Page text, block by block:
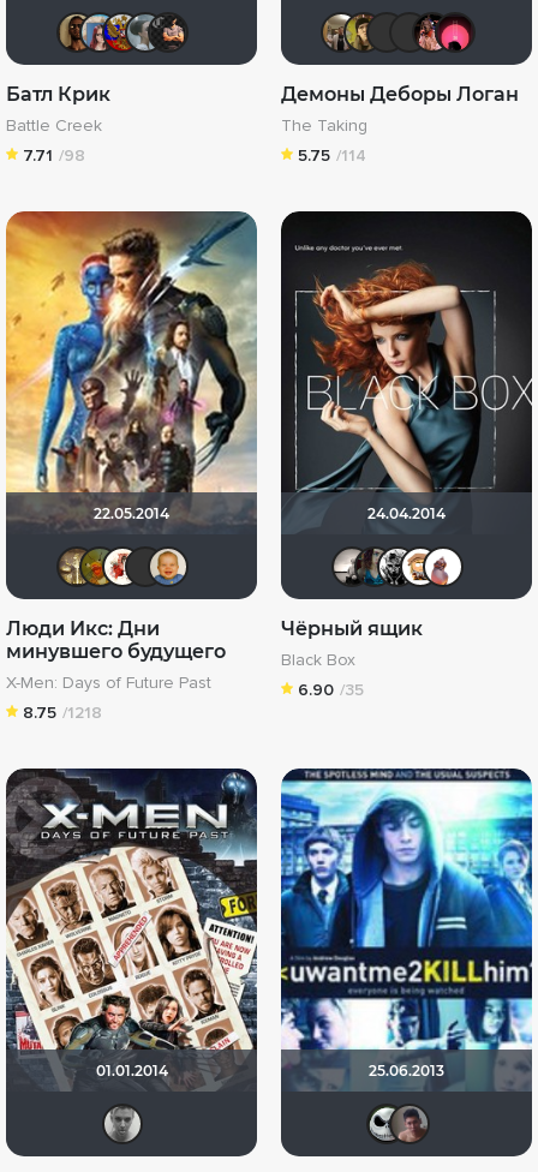
Mad_MaxБобровская Юлия
ConzumiR
Батл Крик
Battle Creek
7.71 /98
Vladimir
Демоны Деборы Логан
The Taking
5.75 /114
22.05.2014
Gautama Buddha
now you see mee...
Виктория555
chaos-lilith
maxx2035
Люди Икс: Дни
минувшего будущего
X-Men: Days of Future Past
8.75 /1218
24.04.2014
Рижанка
Чёрный ящик
Black Box
6.90 /35
01.01.2014 25.06.2013